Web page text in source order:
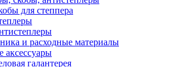
для степпера
и расходные материалы
аксессуары
галантерея